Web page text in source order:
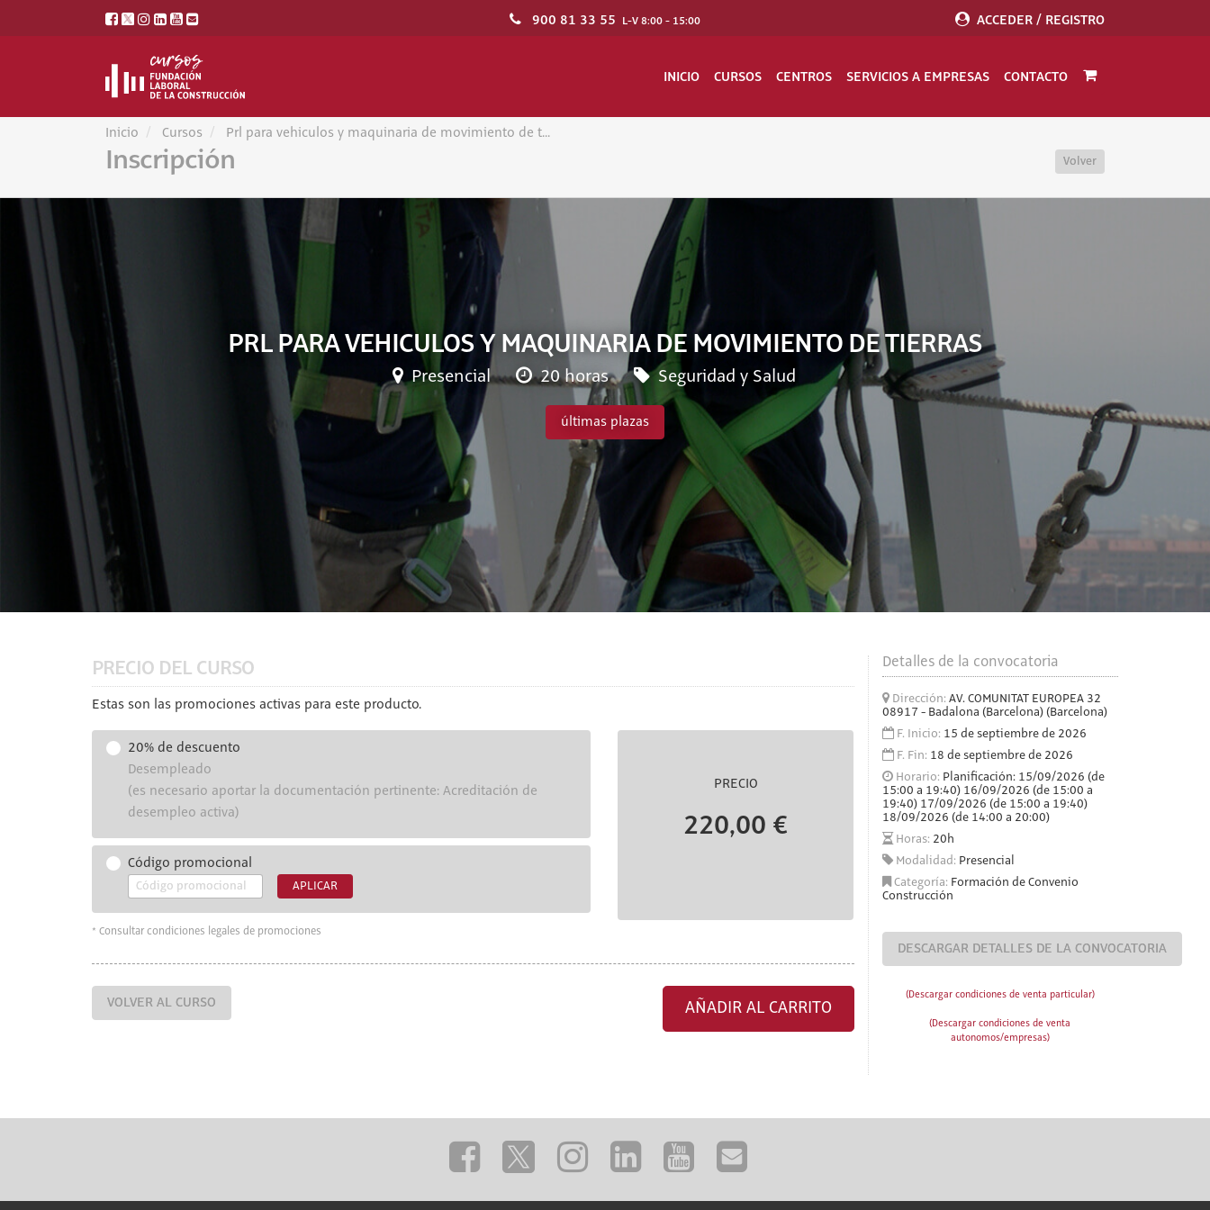
900 81 33 55 L-V 8:00 - 15:00 ACCEDER / REGISTRO
INICIO CURSOS CENTROS SERVICIOS A EMPRESAS CONTACTO
Inicio Cursos Prl para vehiculos y maquinaria de movimiento de t...
Inscripción Volver
PRL PARA VEHICULOS Y MAQUINARIA DE MOVIMIENTO DE TIERRAS
Presencial 20 horas Seguridad y Salud
últimas plazas
PRECIO DEL CURSO
Estas son las promociones activas para este producto.
20% de descuento
Desempleado
(es necesario aportar la documentación pertinente: Acreditación de
desempleo activa)
Código promocional
APLICAR
PRECIO
220,00 €
* Consultar condiciones legales de promociones
VOLVER AL CURSO AÑADIR AL CARRITO
Detalles de la convocatoria
Dirección: AV. COMUNITAT EUROPEA 32
08917 - Badalona (Barcelona) (Barcelona)
F. Inicio: 15 de septiembre de 2026
F. Fin: 18 de septiembre de 2026
Horario: Planificación: 15/09/2026 (de
15:00 a 19:40) 16/09/2026 (de 15:00 a
19:40) 17/09/2026 (de 15:00 a 19:40)
18/09/2026 (de 14:00 a 20:00)
Horas: 20h
Modalidad: Presencial
Categoría: Formación de Convenio
Construcción
DESCARGAR DETALLES DE LA CONVOCATORIA
(Descargar condiciones de venta particular)
(Descargar condiciones de venta
autonomos/empresas)